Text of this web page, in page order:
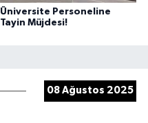
Üniversite Personeline
Tayin Müjdesi!
08 Ağustos 2025